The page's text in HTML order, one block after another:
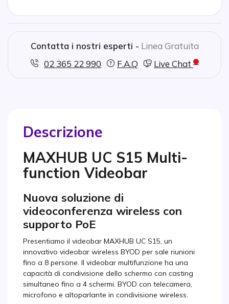
Contatta i nostri esperti - Linea Gratuita
02 365 22 990
F.A.Q Live Chat
Descrizione
MAXHUB UC S15 Multi-
function Videobar
Nuova soluzione di
videoconferenza wireless con
supporto PoE
Presentiamo il videobar MAXHUB UC S15, un
innovativo videobar wireless BYOD per sale riunioni
fino a 8 persone. Il videobar multifunzione ha una
capacità di condivisione dello schermo con casting
simultaneo fino a 4 schermi. BYOD con telecamera,
microfono e altoparlante in condivisione wireless.